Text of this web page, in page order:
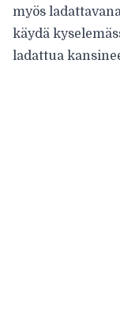
myös
käydä
ladattua